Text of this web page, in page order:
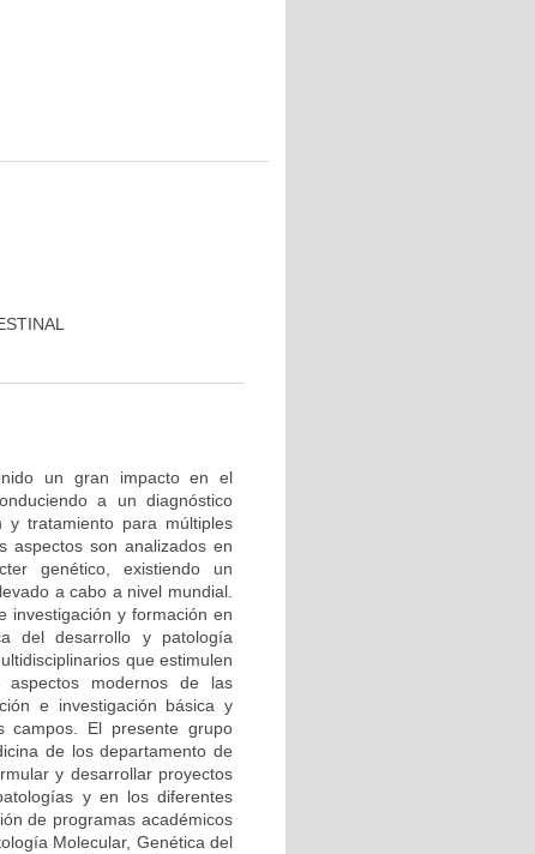
un gran impacto en el
a un diagnóstico
tratamiento para múltiples
aspectos son analizados en
genético, existiendo un
a cabo a nivel mundial.
investigación y formación en
del desarrollo y patología
que estimulen
modernos de las
e investigación básica y
campos. El presente grupo
de los departamento de
y desarrollar proyectos
y en los diferentes
de programas académicos
Molecular, Genética del